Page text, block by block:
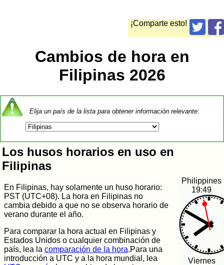
¡Comparte esto!
Cambios de hora en
Filipinas 2026
Elija un país de la lista para obtener información relevante:
Los husos horarios en uso en
Filipinas
Philippines
19:49
Viernes
En Filipinas, hay solamente un huso horario:
PST (UTC+08). La hora en Filipinas no
cambia debido a que no se observa horario de
verano durante el año.
Para comparar la hora actual en Filipinas y
Estados Unidos o cualquier combinación de
país, lea la comparación de la hora.Para una
introducción a UTC y a la hora mundial, lea